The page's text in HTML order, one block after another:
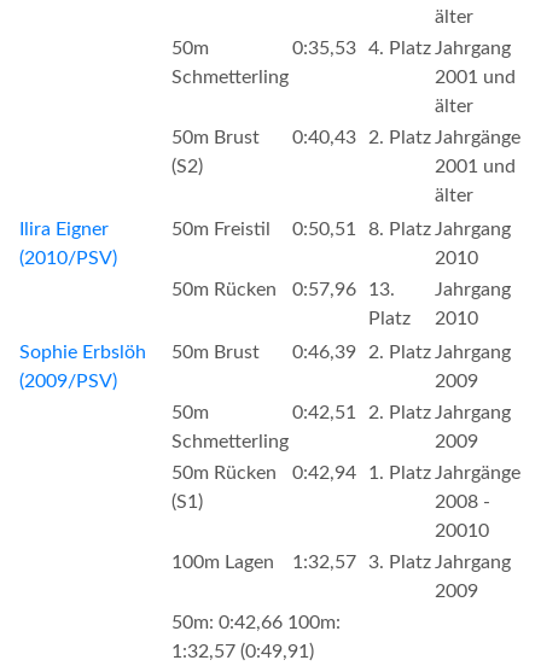
älter
50m
Schmetterling
0:35,53 4. PlatzJahrgang
2001 und
älter
50m Brust
(S2)
0:40,43 2. PlatzJahrgänge
2001 und
älter
Ilira Eigner
(2010/PSV)
50m Freistil 0:50,51 8. PlatzJahrgang
2010
50m Rücken
0:57,96
13.
Platz
Jahrgang
2010
Sophie Erbslöh
(2009/PSV)
50m Brust 0:46,39 2. PlatzJahrgang
2009
50m
Schmetterling
0:42,51 2. PlatzJahrgang
2009
50m Rücken
(S1)
0:42,94 1. PlatzJahrgänge
2008 -
20010
100m Lagen
1:32,57 3. PlatzJahrgang
2009
50m: 0:42,66 100m:
1:32,57 (0:49,91)